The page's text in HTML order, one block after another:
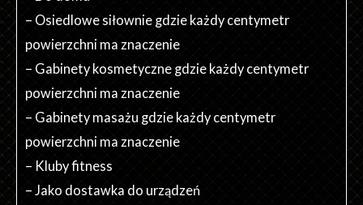
– Osiedlowe siłownie gdzie każdy centymetr
powierzchni ma znaczenie
– Gabinety kosmetyczne gdzie każdy centymetr
powierzchni ma znaczenie
– Gabinety masażu gdzie każdy centymetr
powierzchni ma znaczenie
– Kluby fitness
– Jako dostawka do urządzeń